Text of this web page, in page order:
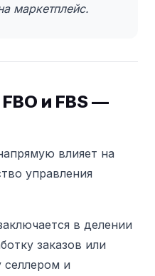
маркетплейс.
и FBS —
влияет на
управления
в делении
заказов или
и